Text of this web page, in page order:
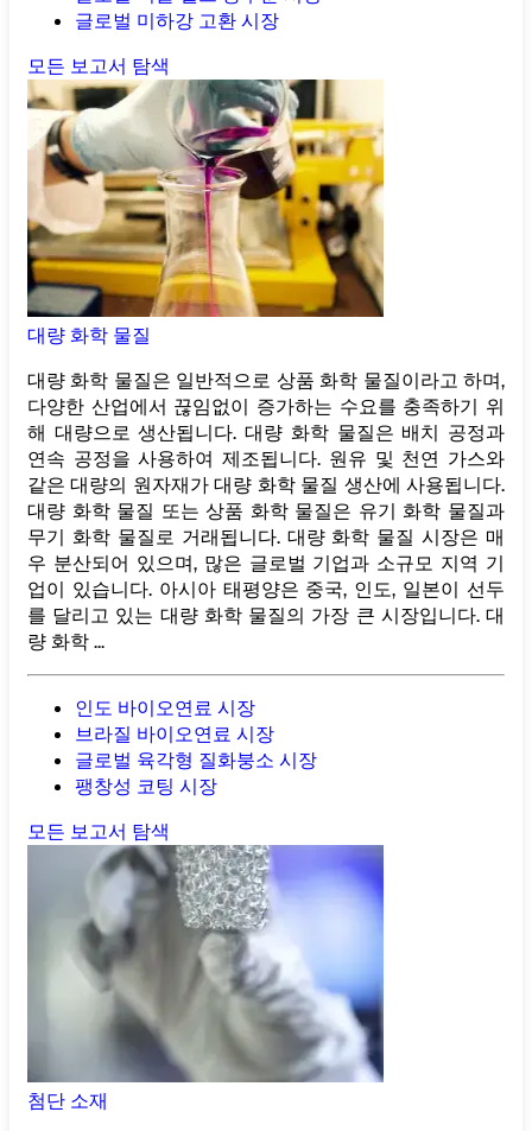
글로벌 미하강 고환 시장
모든 보고서 탐색
대량 화학 물질
대량 화학 물질은 일반적으로 상품 화학 물질이라고 하며,
다양한 산업에서 끊임없이 증가하는 수요를 충족하기 위
해 대량으로 생산됩니다. 대량 화학 물질은 배치 공정과
연속 공정을 사용하여 제조됩니다. 원유 및 천연 가스와
같은 대량의 원자재가 대량 화학 물질 생산에 사용됩니다.
대량 화학 물질 또는 상품 화학 물질은 유기 화학 물질과
무기 화학 물질로 거래됩니다. 대량 화학 물질 시장은 매
우 분산되어 있으며, 많은 글로벌 기업과 소규모 지역 기
업이 있습니다. 아시아 태평양은 중국, 인도, 일본이 선두
를 달리고 있는 대량 화학 물질의 가장 큰 시장입니다. 대
량 화학 ...
인도 바이오연료 시장
브라질 바이오연료 시장
글로벌 육각형 질화붕소 시장
팽창성 코팅 시장
모든 보고서 탐색
첨단 소재